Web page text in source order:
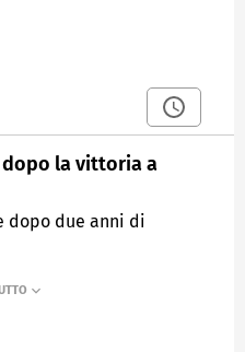
la vittoria a
dopo due anni di